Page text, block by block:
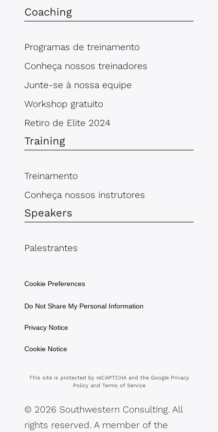
Coaching
Programas de treinamento
Conheça nossos treinadores
Junte-se à nossa equipe
Workshop gratuito
Retiro de Elite 2024
Training
Treinamento
Conheça nossos instrutores
Speakers
Palestrantes
Cookie Preferences
Do Not Share My Personal Information
Privacy Notice
Cookie Notice
This site is protected by reCAPTCHA and the Google Privacy
Policyand Terms of Service
© 2026 Southwestern Consulting. All
rights reserved. A member of the